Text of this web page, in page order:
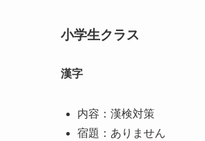
小学生クラス
漢字
内容：漢検対策
宿題：ありません